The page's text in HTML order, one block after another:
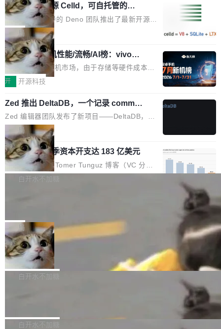
ean 表示是否可切换，nullable 的默认模式、浅
色方案、深色方案——会产生大量无意义的组
合。方案缺了、配置冲突了、全 null 了。要知道
哪些组合有效，作者说，你得靠"文档、校验、或
者部落知识"。 换个写法。Rust 的 enum，两个
变体：Switchable...
做，没什么新鲜的。 但 Kenton Varda 在 Twitte
r 上把事情说清楚了： 今天我们发布了 Cloudfla
re OS，一个带连接器的聊天机器人，跟其他所
有科技公司做的一样。只不过，实际上它不一
样。这是 Sandstorm.io 的重制版，我十年前的
那个创业公司。不同的是，这次它构建在 Cloudf
lare Workers 上——我花了九年时间搭建的平台
——并且深度集成了 AI。这基本上是我十年秘密
计划的顶峰。 十年前，Ken...
Deno 团队开源 Celld，可自托管的分
布式 Durable Objects
Ryan Dahl 领导的 Deno 团队推出了最新开源项
目 Celld，一个能在自己机器上运行 Cloudflare
Workers 和 Durable Objects 的守护进程。 设
计思路很直接：每个对象是一个独立的 SQLite
数据库，按名称寻址，复制到你自己的 S3 兼容
存储库里。节点之间只通过这个存储库协调——
个小型数据库，应用天然按分片构建，单个数据
库的竞争和爆炸半径问题在设计层面就被消除
了。 闲置的 cell 会休眠到几乎不占资源。当 cel
l 迁移或唤醒时，新宿主从 S3 恢复 SQLite 数据
库继续执行。存储库是持久化的唯一真相...
局
鲁大师7月新机性能/流畅/AI榜：vivo夺
性能、流畅双第一，三星Galaxy Z系列
新折叠缺席
2026年7月的手机市场，由于存储等硬件成本暴
增，手机厂商的日子也不好过啊，新机速度明显
高价的三星折叠（三星Galaxy Z Fold8 Ultra / Z
Fold8 / Z Flip8）外，其余要么是中低端机器，
例如iQOO Z11i、REDMI Note 17、REDMI No
te 17 Pro、OPPO K15，要么是vivo X300 E这
样的次旗舰。 Galaxy Z Fold8 Ultra / Z Fold8 /
Z Flip8三款折叠屏新机均在7月22日发布，且全
部搭载骁龙8 Elite Gen5 for Galaxy，它们本该
开 开源科技
Zed 推出 DeltaDB，一个记录 commit
之间所有操作的版本控制系统
Zed 编辑器团队发布了新项目——DeltaDB，一
个在 git commit 之间记录每一次编辑操作的版
本控制系统。目前处于 Early Access 阶段。 De
ltaDB 的核心思路直接写在 landing page 最显
眼的位置：「Software is made between com
mits」——软件是在 commit 之间写出来的。git
是把这段空隙补上。 回退到任何一次编辑：Delt
aDB 捕获 commit 之间的每一次操作，...
局
SpaceXAI 单季资本开支达 183 亿美元
根据风险投资人Tomer Tunguz 博客（VC 分
析）披露的最新分析与第二季度业绩报告，Spac
微软同期总资本开支的四成。 与亚马逊、Alpha
bet、微软以及 Meta 等传统科技巨头相比，Spa
ceXAI的资金消耗速度尤为引人瞩目。然而，支
撑庞大支出的资金来源却呈现出截然不同的面
貌。数据显示，微软和 Meta 主要依托充沛的经
白开水不加糖
一个在终端里运行的编程 agent；Muse Spark
1.2，驱动这个 agent 的新模型。一句话概括：
你可以用 curl -fsSL https://dev.meta.ai/install.
sh | bash 安装一个能在大项目里自动规划、写
代码、验证结果的 AI 终端工具。 据介绍，Muse
个主 agent 循环，外加一组后台 agent。这些后
局
美团开源 LoHoSearch，用知识图谱校
准 AI 能力认知
机器出题的前提，是让机器拥有全局视野。整个
构建流程可以分为四个环节：建图 → 控制难度
白开水不加糖
库，并将作为transport接入Mooncake TENT。
白开水不加糖